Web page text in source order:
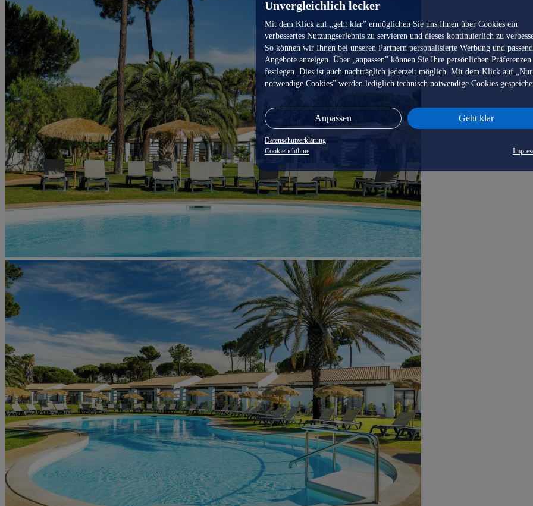
Unvergleichlich lecker
Mit dem Klick auf „geht klar” ermöglichen Sie uns Ihnen über Cookies ein
verbessertes Nutzungserlebnis zu servieren und dieses kontinuierlich zu
So können wir Ihnen bei unseren Partnern personalisierte Werbung und
Angebote anzeigen. Über „anpassen” können Sie Ihre persönlichen Präferenzen
festlegen. Dies ist auch nachträglich jederzeit möglich. Mit dem Klick auf „Nur
notwendige Cookies” werden lediglich technisch notwendige Cookies
Anpassen Geht klar
Datenschutzerklärung
Cookierichtlinie